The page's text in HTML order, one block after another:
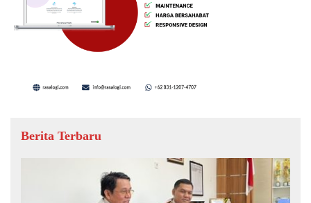
Berita Terbaru